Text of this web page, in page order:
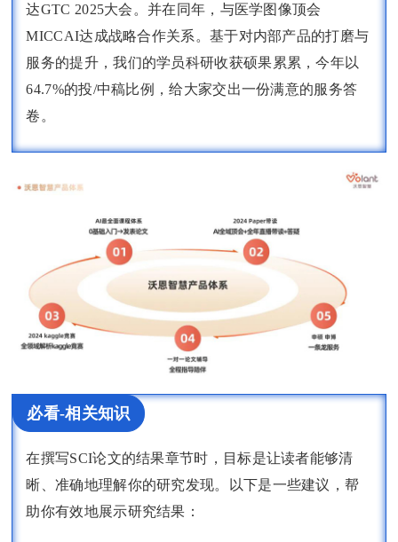
达GTC 2025大会。并在同年，与医学图像顶会
MICCAI达成战略合作关系。基于对内部产品的打磨与
服务的提升，我们的学员科研收获硕果累累，今年以
64.7%的投/中稿比例，给大家交出一份满意的服务答
卷。
必看-相关知识
在撰写SCI论文的结果章节时，目标是让读者能够清
晰、准确地理解你的研究发现。以下是一些建议，帮
助你有效地展示研究结果：